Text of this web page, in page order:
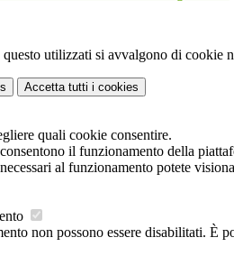
utilizzati si avvalgono di cookie
Accetta tutti i cookies
quali cookie consentire.
il funzionamento della
al funzionamento potete
non possono essere disabilitati. È